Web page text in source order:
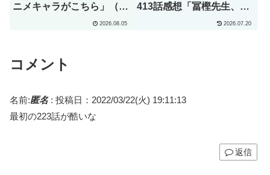
ニメキャラがこちら」（海
2026.08.05
413話感想「冨樫先生、あ
なたこそが本物の天才で2026.07.20
コメント
名前:匿名: 投稿日：2022/03/22(火) 19:11:13
最初の223話が酷いな
返信